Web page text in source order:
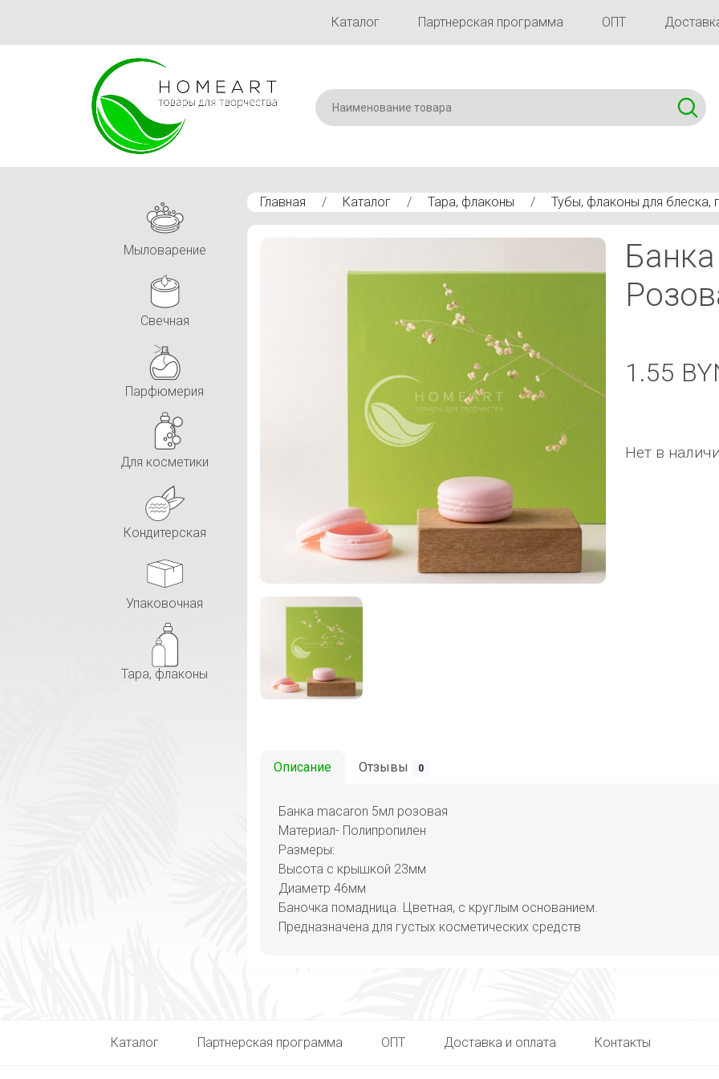
Каталог Партнерская программа ОПТ
Главная / Каталог / Тара, флаконы / Тубы, флаконы для блеска,
1.55
Нет в
Описание Отзывы 0
Банка macaron 5мл розовая
Материал- Полипропилен
Размеры:
Высота с крышкой 23мм
Диаметр 46мм
Баночка помадница. Цветная, с круглым основанием.
Предназначена для густых косметических средств
Мыловарение
Свечная
Парфюмерия
Для косметики
Кондитерская
Упаковочная
Тара, флаконы
Каталог Партнерская программа ОПТ Доставка и оплата Контакты